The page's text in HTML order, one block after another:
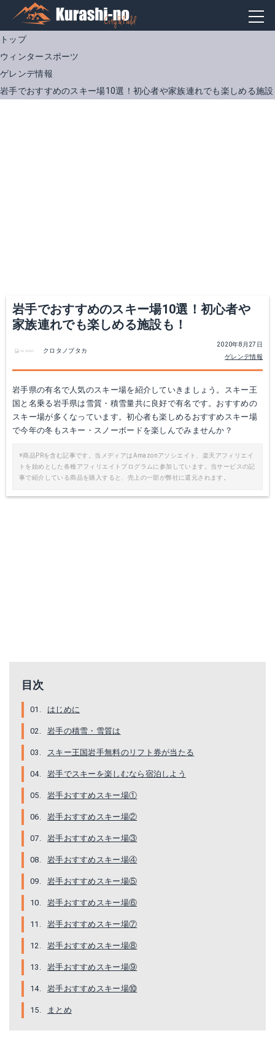
トップ
ウィンタースポーツ
ゲレンデ情報
岩手でおすすめのスキー場10選！初心者や家族連れでも楽しめる施
岩手でおすすめのスキー場10選！初心者や
家族連れでも楽しめる施設も！
2020年8月27日
ゲレンデ情報
クロタノブタカ
岩手県の有名で人気のスキー場を紹介していきましょう。スキー王
国と名乗る岩手県は雪質・積雪量共に良好で有名です。おすすめの
スキー場が多くなっています。初心者も楽しめるおすすめスキー場
で今年の冬もスキー・スノーボードを楽しんでみませんか？
※商品PRを含む記事です。当メディアはAmazonアソシエイト、楽天アフィリエイ
トを始めとした各種アフィリエイトプログラムに参加しています。当サービスの記
事で紹介している商品を購入すると、売上の一部が弊社に還元されます。
目次
はじめに
岩手の積雪・雪質は
スキー王国岩手無料のリフト券が当たる
岩手でスキーを楽しむなら宿泊しよう
岩手おすすめスキー場①
岩手おすすめスキー場②
岩手おすすめスキー場③
岩手おすすめスキー場④
岩手おすすめスキー場⑤
岩手おすすめスキー場⑥
岩手おすすめスキー場⑦
岩手おすすめスキー場⑧
岩手おすすめスキー場⑨
岩手おすすめスキー場⑩
まとめ